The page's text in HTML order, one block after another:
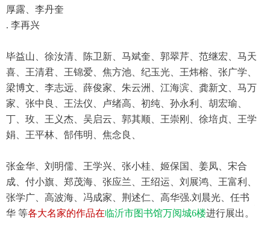
厚露、 李丹奎
. 李再兴
毕益山、徐汝清、陈卫新、马斌奎、郭翠芹、范继宏、马天
喜、王清君、王锦爱、焦方池、纪玉光、王炜榕、张广学、
梁博文、李志远、薛俊家、朱云洲、江海滨、龚新文、马万
家、张中良、王法仪、卢绪高、初纯、孙永利、胡宏瑜、
丁、玫、王义杰、吴启云、郭其顺、王崇刚、徐培贞、王学
娟、王平林、郜伟明、焦念良、
张金华、刘明儒、王学兴、张小桂、姬保国、姜凤、宋合
成、付小旗、郑茂海、张应兰、王绍运、刘展鸿、王富利、
张学广、高波海、冯成家、荆述仁、高华强.刘晨光、任书
华 等各大名家的作品在临沂市图书馆万阅城6楼进行展出。